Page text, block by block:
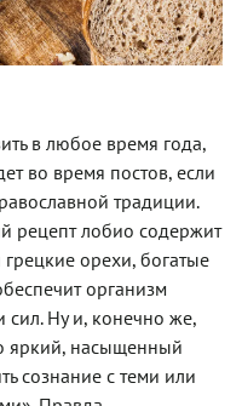
в любое время года,
во время постов, если
традиции.
рецепт лобио содержит
орехи, богатые
организм
Ну и, конечно же,
яркий, насыщенный
сознание с теми или